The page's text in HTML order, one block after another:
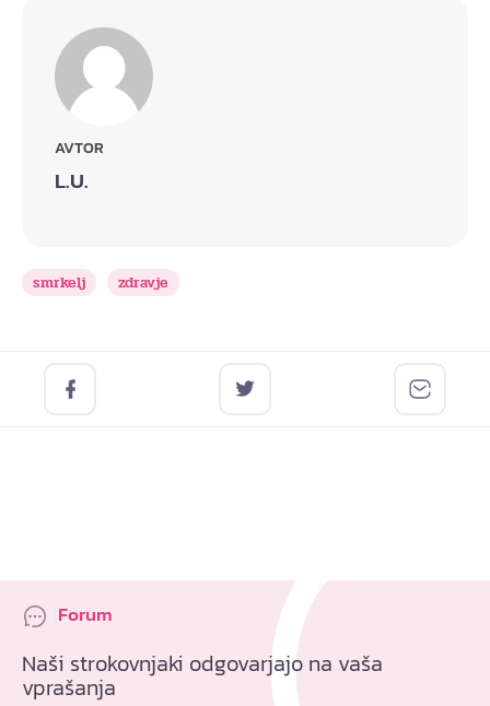
AVTOR
L.U.
smrkelj zdravje
Forum
Naši strokovnjaki odgovarjajo na vaša
vprašanja